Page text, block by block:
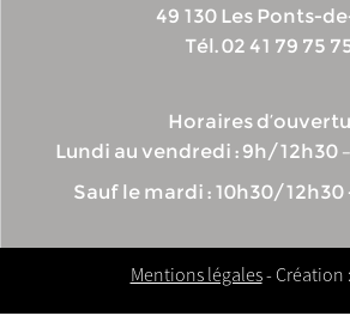
49 130 Les Ponts-
Tél. 02 41 79 75
Horaires
Lundi au vendredi : 9h/12h30
Sauf le mardi : 10h30/12h30
Mentions légales- Création